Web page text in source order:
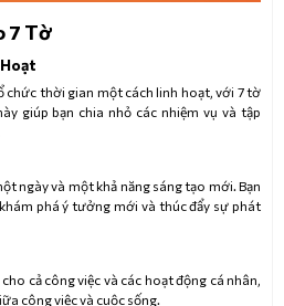
7 Tờ
chức thời gian một cách linh hoạt, với 7 tờ
giúp bạn chia nhỏ các nhiệm vụ và tập
ngày và một khả năng sáng tạo mới. Bạn
phá ý tưởng mới và thúc đẩy sự phát
cả công việc và các hoạt động cá nhân,
công việc và cuộc sống.